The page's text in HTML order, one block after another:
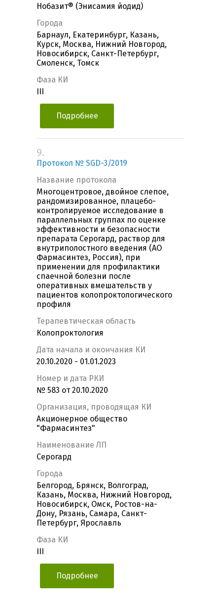
Нобазит® (Энисамия йодид)
Города
Барнаул, Екатеринбург, Казань,
Курск, Москва, Нижний Новгород,
Новосибирск, Санкт-Петербург,
Смоленск, Томск
Фаза КИ
Подробнее
9.
Протокол № SGD-3/2019
Название протокола
Многоцентровое, двойное слепое,
рандомизированное, плацебо-
контролируемое исследование в
параллельных группах по оценке
эффективности и безопасности
препарата Серогард, раствор для
внутриполостного введения (АО
Фармасинтез, Россия), при
применении для профилактики
спаечной болезни после
оперативных вмешательств у
пациентов колопроктологического
профиля
Терапевтическая область
Колопроктология
Дата начала и окончания КИ
20.10.2020 - 01.01.2023
Номер и дата РКИ
№ 583 от 20.10.2020
Организация, проводящая КИ
Акционерное общество
"Фармасинтез"
Наименование ЛП
Серогард
Города
Белгород, Брянск, Волгоград,
Казань, Москва, Нижний Новгород,
Новосибирск, Омск, Ростов-на-
Дону, Рязань, Самара, Санкт-
Петербург, Ярославль
Фаза КИ
Подробнее